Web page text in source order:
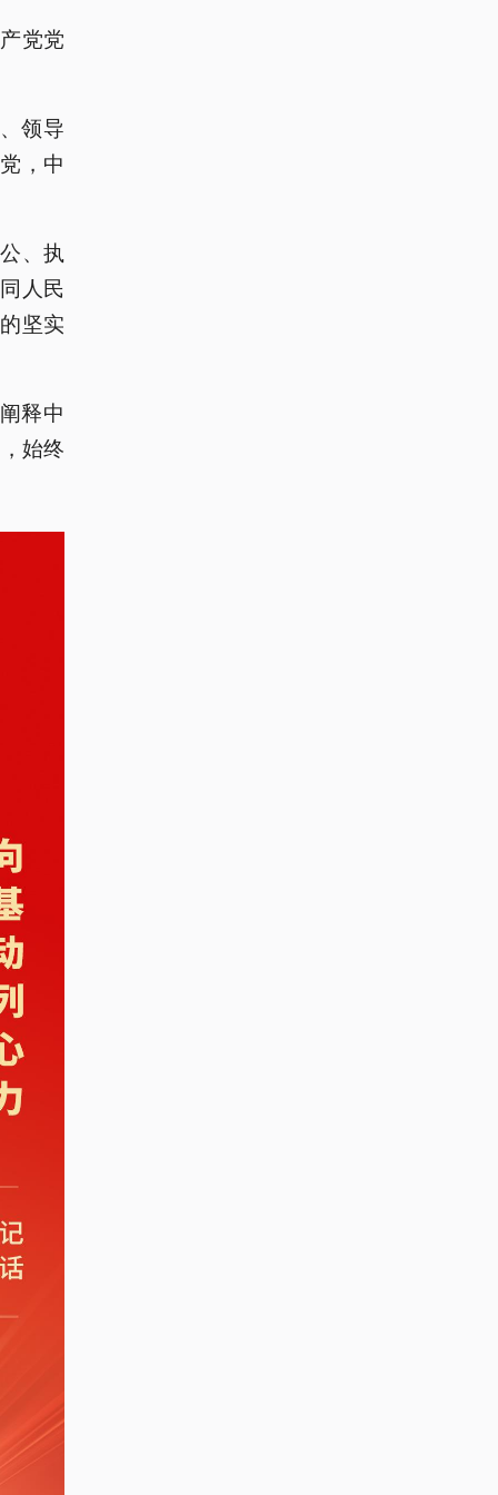
党党
领导
，中
、执
人民
坚实
释中
始终